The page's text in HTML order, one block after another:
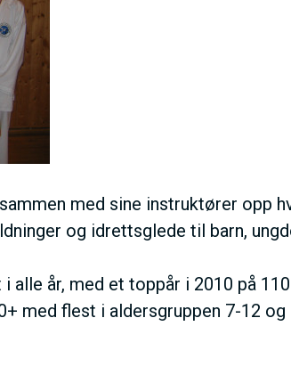
med sine instruktører opp
og idrettsglede til barn,
år, med et toppår i 2010 på
med flest i aldersgruppen 7-12 og